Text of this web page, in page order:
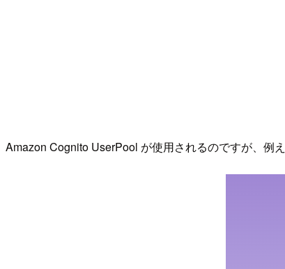
Amazon Cognito UserPool が使用されるのですが、例